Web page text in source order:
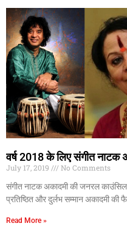
वर्ष 2018 के लिए संगीत नाटक
July 17, 2019
No Comments
संगीत नाटक अकादमी की जनरल
प्रतिष्ठित और दुर्लभ सम्मान अकादमी की
Read More »